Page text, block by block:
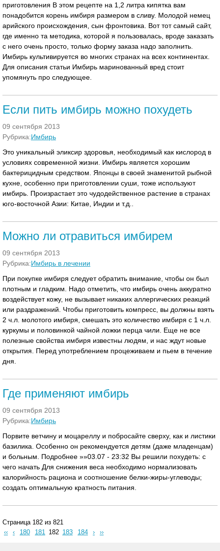
приготовления В этом рецепте на 1,2 литра кипятка вам
понадобится корень имбиря размером в сливу. Молодой немец
арийского происхождения, сын фронтовика. Вот тот самый сайт,
где именно та методика, которой я пользовалась, вроде заказать
с него очень просто, только форму заказа надо заполнить.
Имбирь культивируется во многих странах на всех континентах.
Для описания статьи Имбирь маринованный вред стоит
упомянуть про следующее.
Если пить имбирь можно похудеть
09 сентября 2013
Рубрика:Имбирь
Это уникальный эликсир здоровья, необходимый как кислород в
условиях современной жизни. Имбирь является хорошим
бактерицидным средством. Японцы в своей знаменитой рыбной
кухне, особенно при приготовлении суши, тоже используют
имбирь. Произрастает это чудодейственное растение в странах
юго-восточной Азии: Китае, Индии и т.д..
Можно ли отравиться имбирем
09 сентября 2013
Рубрика:Имбирь в лечении
При покупке имбиря следует обратить внимание, чтобы он был
плотным и гладким. Надо отметить, что имбирь очень аккуратно
воздействует кожу, не вызывает никаких аллергических реакций
или раздражений. Чтобы приготовить компресс, вы должны взять
2 ч.л. молотого имбиря, смешать это количество имбиря с 1 ч.л.
куркумы и половинкой чайной ложки перца чили. Еще не все
полезные свойства имбиря известны людям, и нас ждут новые
открытия. Перед употреблением процеживаем и пьем в течение
дня.
Где применяют имбирь
09 сентября 2013
Рубрика:Имбирь
Порвите ветчину и моцареллу и побросайте сверху, как и листики
базилика. Особенно он рекомендуется детям (даже младенцам)
и больным. Подробнее »»03.07 - 23:32 Вы решили похудеть: с
чего начать Для снижения веса необходимо нормализовать
калорийность рациона и соотношение белки-жиры-углеводы;
создать оптимальную кратность питания.
Страница 182 из 821
‹‹
‹ 180 181 182 183 184 › ››